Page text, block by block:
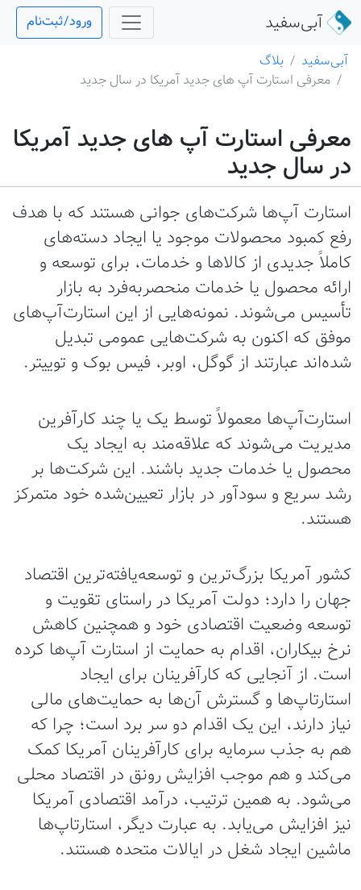
آبی‌سفید
ورود/ثبت‌نام
آبی‌سفید
بلاگ
معرفی استارت آپ های جدید آمریکا در سال جدید
معرفی استارت آپ های جدید آمریکا
در سال جدید
استارت‌ آپ‌ها شرکت‌های جوانی هستند که با هدف
رفع کمبود محصولات موجود یا ایجاد دسته‌های
کاملاً جدیدی از کالاها و خدمات، برای توسعه و
ارائه محصول یا خدمات منحصربه‌فرد به بازار
تأسیس می‌شوند. نمونه‌هایی از این استارت‌آپ‌های
موفق که اکنون به شرکت‌هایی عمومی تبدیل
شده‌اند عبارتند از گوگل، اوبر، فیس بوک و توییتر.
استارت‌آپ‌ها معمولاً توسط یک یا چند کارآفرین
مدیریت می‌شوند که علاقه‌مند به ایجاد یک
محصول یا خدمات جدید باشند. این شرکت‌ها بر
رشد سریع و سودآور در بازار تعیین‌شده خود متمرکز
هستند.
کشور آمریکا بزرگ‌ترین و توسعه‌یافته‌ترین اقتصاد
جهان را دارد؛ دولت آمریکا در راستای تقویت و
توسعه وضعیت اقتصادی خود و همچنین کاهش
نرخ بیکاران، اقدام به حمایت از استارت آپ‌ها کرده
است. از آنجایی که کارآفرینان برای ایجاد
استارتاپ‌ها و گسترش آن‌ها به حمایت‌های مالی
نیاز دارند، این یک اقدام دو سر برد است؛ چرا که
هم به جذب سرمایه برای کارآفرینان آمریکا کمک
می‌کند و هم موجب افزایش رونق در اقتصاد محلی
می‌شود. به همین ترتیب، درآمد اقتصادی آمریکا
نیز افزایش می‌یابد. به عبارت دیگر، استارتاپ‌ها
ماشین ایجاد شغل در ایالات متحده هستند.